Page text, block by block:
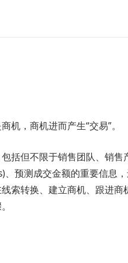
机，商机进而产生“交易”。
括但不限于销售团队、销
预测成交金额的重要信息
索转换、建立商机、跟进